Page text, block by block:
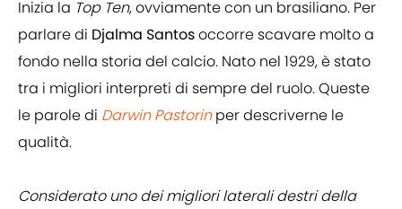
Inizia la Top Ten, ovviamente con un brasiliano. Per
parlare di Djalma Santosoccorre scavare molto a
fondo nella storia del calcio. Nato nel 1929, è stato
tra i migliori interpreti di sempre del ruolo. Queste
le parole di Darwin Pastorin per descriverne le
qualità.
Considerato uno dei migliori laterali destri della